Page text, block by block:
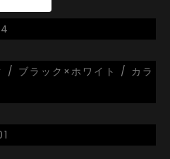
/ ブラック×ホワイト / カラ